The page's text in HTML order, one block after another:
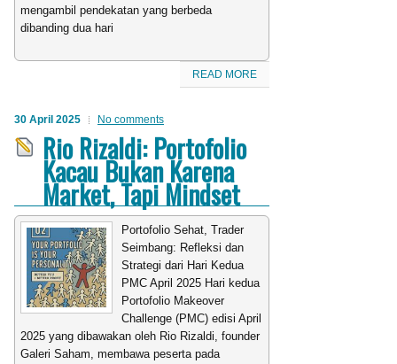
mengambil pendekatan yang berbeda
dibanding dua hari
READ MORE
30 April 2025 No comments
Rio Rizaldi: Portofolio
Kacau Bukan Karena
Market, Tapi Mindset
Portofolio Sehat, Trader
Seimbang: Refleksi dan
Strategi dari Hari Kedua
PMC April 2025 Hari kedua
Portofolio Makeover
Challenge (PMC) edisi April
2025 yang dibawakan oleh Rio Rizaldi, founder
Galeri Saham, membawa peserta pada